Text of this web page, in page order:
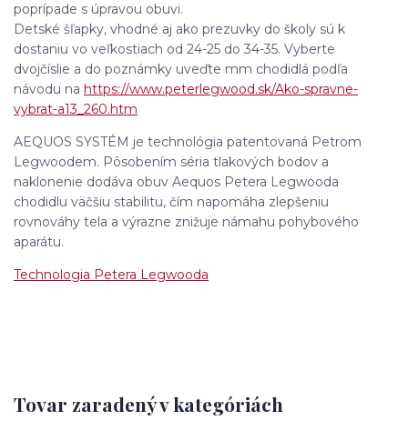
poprípade s úpravou obuvi.
Detské šľapky, vhodné aj ako prezuvky do školy sú k
dostaniu vo veľkostiach od 24-25 do 34-35. Vyberte
dvojčíslie a do poznámky uveďte mm chodidlá podľa
návodu na https://www.peterlegwood.sk/Ako-spravne-
vybrat-a13_260.htm
AEQUOS SYSTÉM je technológia patentovaná Petrom
Legwoodem. Pôsobením séria tlakových bodov a
naklonenie dodáva obuv Aequos Petera Legwooda
chodidlu väčšiu stabilitu, čím napomáha zlepšeniu
rovnováhy tela a výrazne znižuje námahu pohybového
aparátu.
Technologia Petera Legwooda
Tovar zaradený v kategóriách